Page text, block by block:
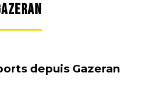
depuis Gazeran